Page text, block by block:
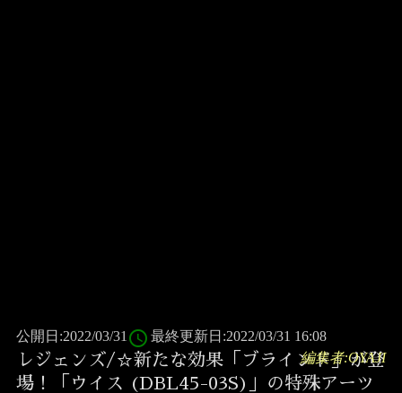
公開日:2022/03/31 access_time 最終更新日:2022/03/31 16:08
レジェンズ/☆新たな効果「ブラインド」が登
場！「ウイス (DBL45-03S)」の特殊アーツ
編集者:OYAJI